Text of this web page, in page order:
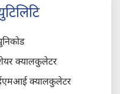
क्यालकुलेटर
क्यालकुलेटर